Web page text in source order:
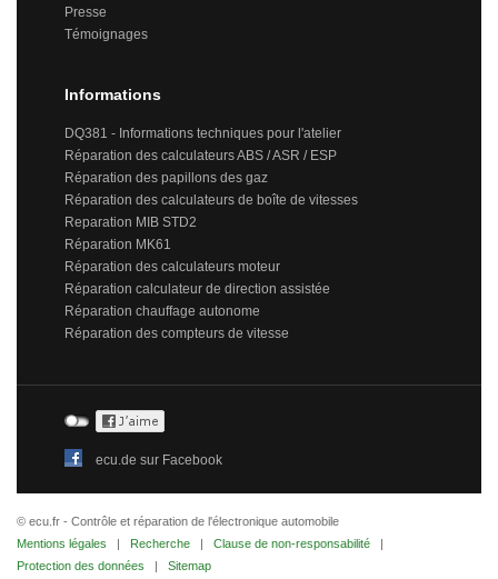
Presse
Témoignages
Informations
DQ381 - Informations techniques pour l'atelier
Réparation des calculateurs ABS / ASR / ESP
Réparation des papillons des gaz
Réparation des calculateurs de boîte de vitesses
Reparation MIB STD2
Réparation MK61
Réparation des calculateurs moteur
Réparation calculateur de direction assistée
Réparation chauffage autonome
Réparation des compteurs de vitesse
ecu.de sur Facebook
© ecu.fr - Contrôle et réparation de l'électronique automobile
Mentions légales
| Recherche | Clause de non-responsabilité
|
Protection des données
| Sitemap